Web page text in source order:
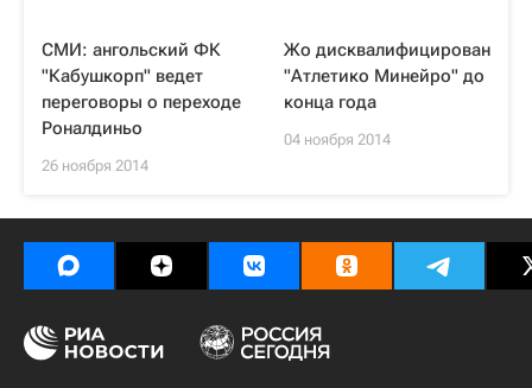
СМИ: ангольский ФК
"Кабушкорп" ведет
переговоры о переходе
Роналдиньо
26 ноября 2014
Жо дисквалифицирован
"Атлетико Минейро" до
конца года
04 ноября 2014